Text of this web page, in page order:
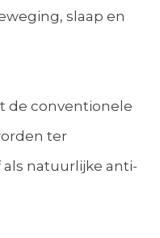
slaap en
de conventionele
ter
natuurlijke anti-